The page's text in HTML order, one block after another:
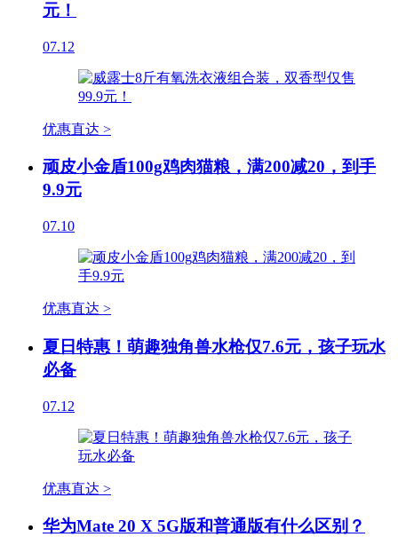
元！
07.12
优惠直达 >
顽皮小金盾100g鸡肉猫粮，满200减20，到手
9.9元
07.10
优惠直达 >
夏日特惠！萌趣独角兽水枪仅7.6元，孩子玩水
必备
07.12
优惠直达 >
华为Mate 20 X 5G版和普通版有什么区别？